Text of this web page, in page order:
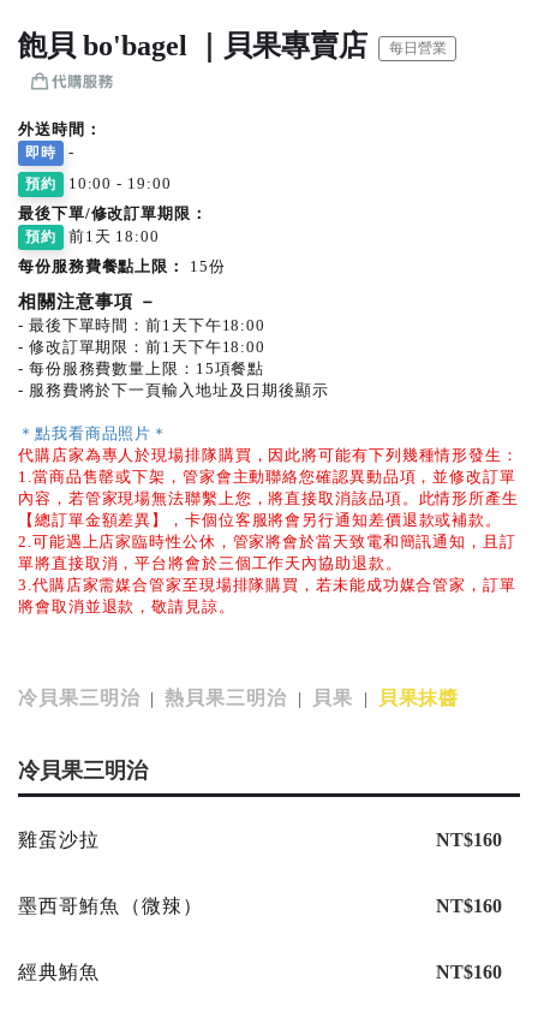
飽貝 bo'bagel ｜貝果專賣店 每日營業
外送時間：
即時 -
預約
10:00 - 19:00
最後下單/修改訂單期限：
預約
前1天 18:00
每份服務費餐點上限： 15份
相關注意事項 －
- 最後下單時間：前1天下午18:00
- 修改訂單期限：前1天下午18:00
- 每份服務費數量上限：15項餐點
- 服務費將於下一頁輸入地址及日期後顯示
＊點我看商品照片＊
代購店家為專人於現場排隊購買，因此將可能有下列幾種情形發生：
1.當商品售罄或下架，管家會主動聯絡您確認異動品項，並修改訂單
內容，若管家現場無法聯繫上您，將直接取消該品項。此情形所產生
【總訂單金額差異】，卡個位客服將會另行通知差價退款或補款。
2.可能遇上店家臨時性公休，管家將會於當天致電和簡訊通知，且訂
單將直接取消，平台將會於三個工作天內協助退款。
3.代購店家需媒合管家至現場排隊購買，若未能成功媒合管家，訂單
將會取消並退款，敬請見諒。
冷貝果三明治 熱貝果三明治 貝果 貝果抹醬
冷貝果三明治
雞蛋沙拉 NT$160
墨西哥鮪魚（微辣） NT$160
經典鮪魚 NT$160